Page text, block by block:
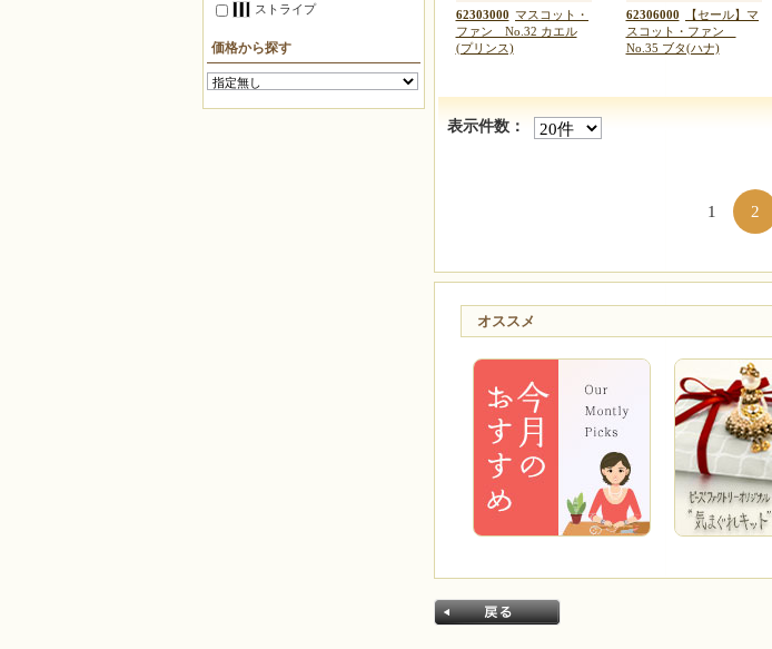
62303000 マスコット・
ファン No.32 カエル
(プリンス)
62306000
【セール】マ
スコット・ファン
No.35 ブタ(ハナ)
表示件数：
1 2
オススメ
対象別
初心者
中上級者
ストライプ
価格から探す